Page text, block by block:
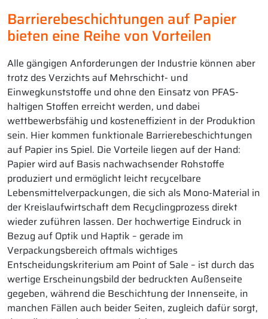
Barrierebeschichtungen auf Papier
bieten eine Reihe von Vorteilen
Alle gängigen Anforderungen der Industrie können aber
trotz des Verzichts auf Mehrschicht- und
Einwegkunststoffe und ohne den Einsatz von PFAS-
haltigen Stoffen erreicht werden, und dabei
wettbewerbsfähig und kosteneffizient in der Produktion
sein. Hier kommen funktionale Barrierebeschichtungen
auf Papier ins Spiel. Die Vorteile liegen auf der Hand:
Papier wird auf Basis nachwachsender Rohstoffe
produziert und ermöglicht leicht recycelbare
Lebensmittelverpackungen, die sich als Mono-Material in
der Kreislaufwirtschaft dem Recyclingprozess direkt
wieder zuführen lassen. Der hochwertige Eindruck in
Bezug auf Optik und Haptik – gerade im
Verpackungsbereich oftmals wichtiges
Entscheidungskriterium am Point of Sale – ist durch das
wertige Erscheinungsbild der bedruckten Außenseite
gegeben, während die Beschichtung der Innenseite, in
manchen Fällen auch beider Seiten, zugleich dafür sorgt,